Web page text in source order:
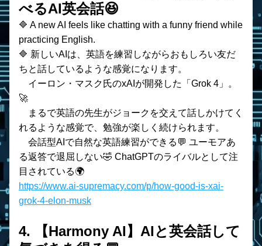
べるAI英会話😆
🔷 A new AI feels like chatting with a funny friend while
practicing English.
🔷 新しいAIは、英語を練習しながらおもしろい友だ
ちと話しているような感覚になります。
イーロン・マスク氏のxAIが開発した「Grok 4」。
🚀
まるで英語の先生がジョークを交えて話しかけてく
れるような感覚で、勉強が楽しく続けられます。
会話型AIで自然な英語練習ができる💬 ユーモアあ
る返答で退屈しない🤣 ChatGPTのライバルとして注
目されている🌍
https://www.ai-supremacy.com/p/how-good-is-xai-
grok-4-elon-musk
4. 【Harmony AI】AIと英会話して